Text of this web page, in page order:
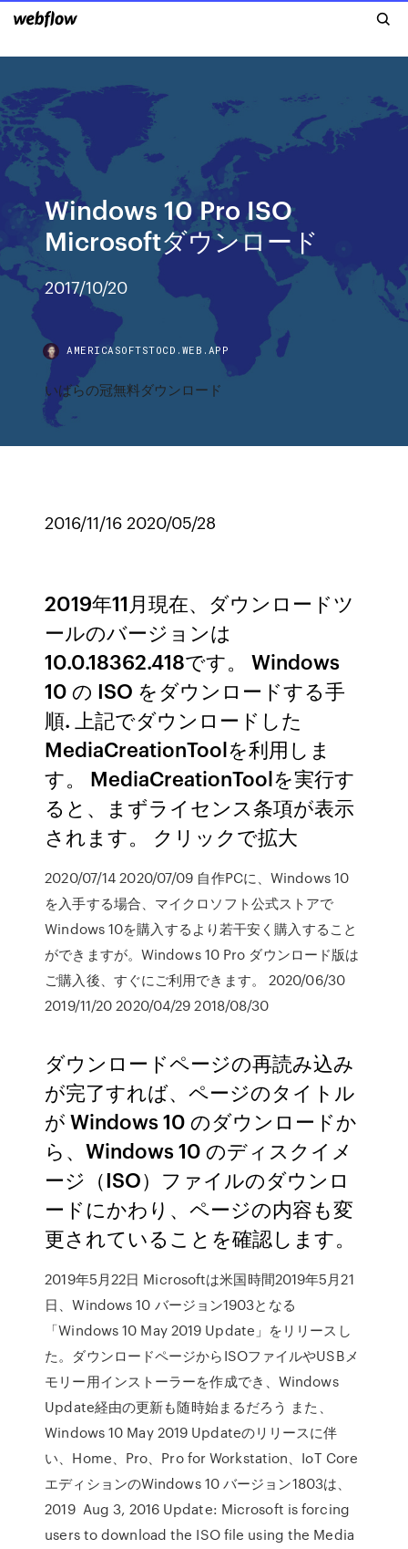
Windows 10 Pro ISO
Microsoftダウンロード
2017/10/20
AMERICASOFTSTOCD.WEB.APP
いばらの冠無料ダウンロード
2016/11/16 2020/05/28
2019年11月現在、ダウンロードツ
ールのバージョンは
10.0.18362.418です。 Windows
10 の ISO をダウンロードする手
順. 上記でダウンロードした
MediaCreationToolを利用しま
す。 MediaCreationToolを実行す
ると、まずライセンス条項が表示
されます。 クリックで拡大
2020/07/14 2020/07/09 自作PCに、Windows 10
を入手する場合、マイクロソフト公式ストアで
Windows 10を購入するより若干安く購入すること
ができますが。Windows 10 Pro ダウンロード版は
ご購入後、すぐにご利用できます。 2020/06/30
2019/11/20 2020/04/29 2018/08/30
ダウンロードページの再読み込み
が完了すれば、ページのタイトル
が Windows 10 のダウンロードか
ら、Windows 10 のディスクイメ
ージ（ISO）ファイルのダウンロ
ードにかわり、ページの内容も変
更されていることを確認します。
2019年5月22日 Microsoftは米国時間2019年5月21
日、Windows 10 バージョン1903となる
「Windows 10 May 2019 Update」をリリースし
た。ダウンロードページからISOファイルやUSBメ
モリー用インストーラーを作成でき、Windows
Update経由の更新も随時始まるだろう また、
Windows 10 May 2019 Updateのリリースに伴
い、Home、Pro、Pro for Workstation、IoT Core
エディションのWindows 10 バージョン1803は、
2019 Aug 3, 2016 Update: Microsoft is forcing
users to download the ISO file using the Media